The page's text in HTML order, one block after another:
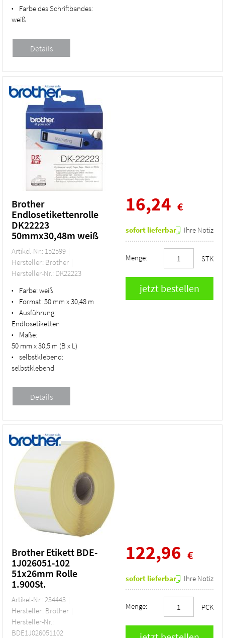
•
Farbe des Schriftbandes:
weiß
Brother
Endlosetikettenrolle
DK22223
50mmx30,48m weiß
Artikel-Nr.: 152599
Hersteller: Brother
Hersteller-Nr.: DK22223
• Farbe:weiß
• Format:50 mm x 30,48 m
•
Ausführung:
Endlosetiketten
•
Maße:
50 mm x 30,5 m (B x L)
•
selbstklebend:
selbstklebend
16,24 €
sofort lieferbar Ihre Notiz
Menge: STK
Brother Etikett BDE-
1J026051-102
51x26mm Rolle
1.900St.
Artikel-Nr.: 234443
Hersteller: Brother
Hersteller-Nr.:
BDE1J026051102
122,96 €
sofort lieferbar Ihre Notiz
Menge: PCK